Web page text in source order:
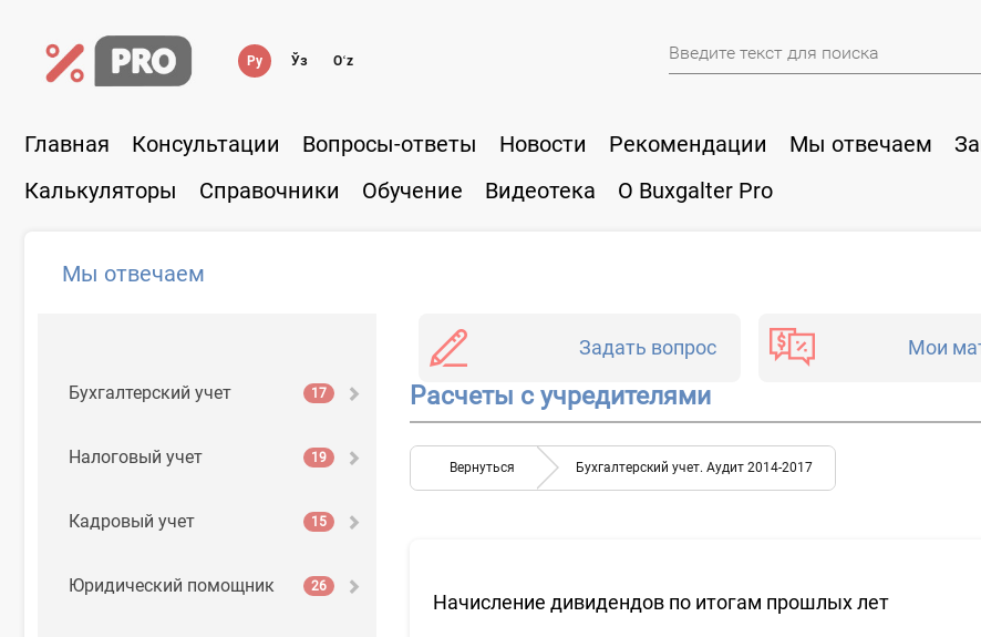
Ру Ўз Oʻz
Главная Консультации Вопросы-ответы Новости Рекомендации Мы отвечаем
Калькуляторы
Справочники Обучение Видеотека О Buxgalter Pro
Мы отвечаем
Бухгалтерский учет 17
Налоговый учет 19
Кадровый учет 15
Юридический помощник 26
Задать вопрос Мои
Расчеты с учредителями
Вернуться Бухгалтерский учет. Аудит 2014-2017
Начисление дивидендов по итогам прошлых лет